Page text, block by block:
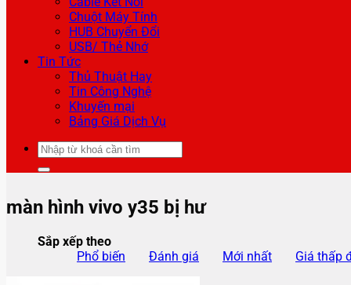
Chuột Máy Tính
HUB Chuyển Đổi
USB/ Thẻ Nhớ
Tin Tức
Thủ Thuật Hay
Tin Công Nghệ
Khuyến mại
Bảng Giá Dịch Vụ
Tìm
kiếm:
màn hình vivo y35 bị hư
Sắp xếp theo
Phổ biến
Đánh giá Mới nhất Giá thấp